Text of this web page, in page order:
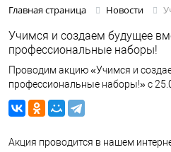
Главная страница Новости
Учимся и создаем будущее
профессиональные наборы!
Проводим акцию «Учимся и
профессиональные наборы!» с
Акция проводится в нашем